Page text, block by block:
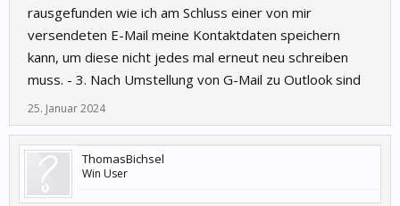
rausgefunden wie ich am Schluss einer von mir
versendeten E-Mail meine Kontaktdaten speichern
kann, um diese nicht jedes mal erneut neu schreiben
muss. - 3. Nach Umstellung von G-Mail zu Outlook sind
25. Januar 2024
ThomasBichsel
Win User